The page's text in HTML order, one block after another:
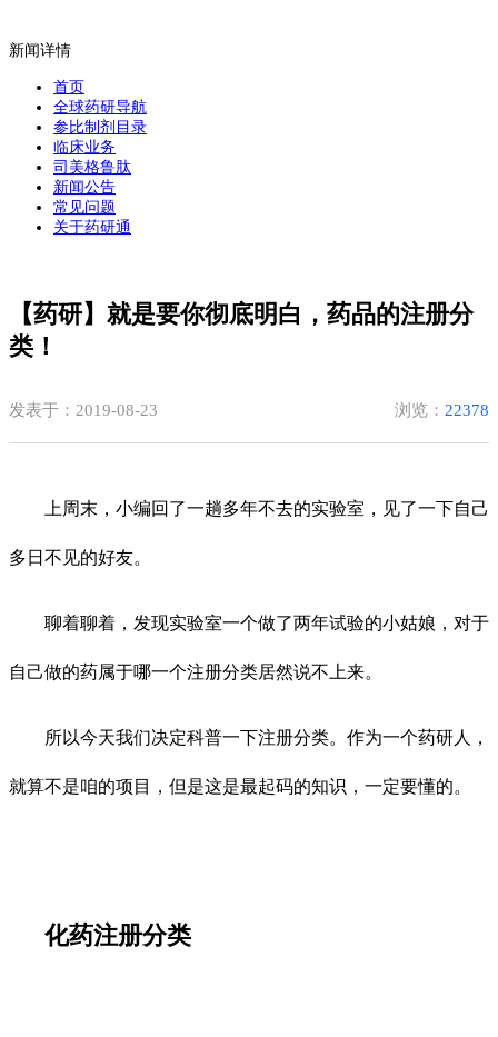
新闻详情
首页
全球药研导航
参比制剂目录
临床业务
司美格鲁肽
新闻公告
常见问题
关于药研通
【药研】就是要你彻底明白，药品的注册分
类！
发表于：2019-08-23 浏览： 22378
上周末，小编回了一趟多年不去的实验室，见了一下自己
多日不见的好友。
聊着聊着，发现实验室一个做了两年试验的小姑娘，对于
自己做的药属于哪一个注册分类居然说不上来。
所以今天我们决定科普一下注册分类。作为一个药研人，
就算不是咱的项目，但是这是最起码的知识，一定要懂的。
化药注册分类